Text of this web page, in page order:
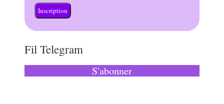
Inscription
Fil Telegram
S'abonner